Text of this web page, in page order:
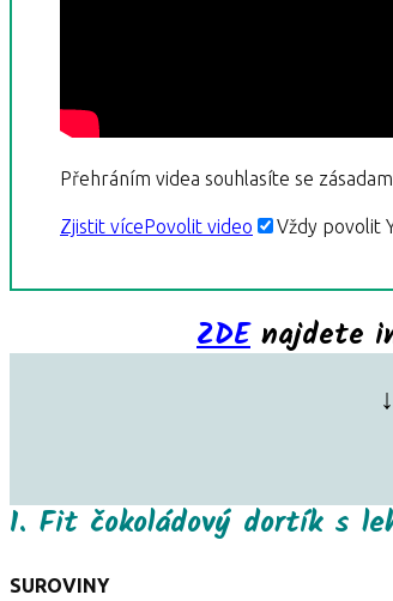
Přehráním videa souhlasíte se
Zjistit vícePovolit video Vždy povolit
ZDEnajdete
1. Fit čokoládový dortík s
SUROVINY